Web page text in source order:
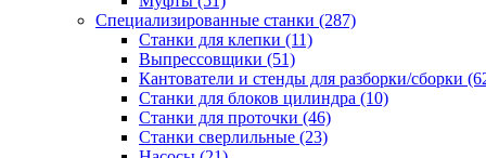
Специализированные станки (287)
Станки для клепки (11)
Выпрессовщики (51)
Кантователи и стенды для разборки/сборки
Станки для блоков цилиндра (10)
Станки для проточки (46)
Станки сверлильные (23)